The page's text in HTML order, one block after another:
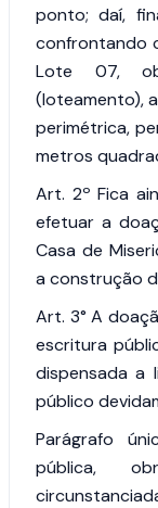
ponto; daí,
confrontando
Lote 07,
(loteamento),
perimétrica,
metros
Art. 2ºFica
efetuar a
Casa de
a construção
Art. 3° A
escritura
dispensada a
público
Parágrafo
pública,